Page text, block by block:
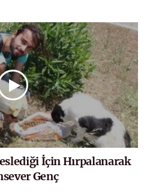
İçin Hırpalanarak
Genç